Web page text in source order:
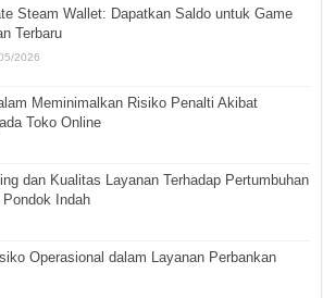
Steam Wallet: Dapatkan Saldo untuk Game
Terbaru
2026
Meminimalkan Risiko Penalti Akibat
Toko Online
dan Kualitas Layanan Terhadap Pertumbuhan
Indah
Operasional dalam Layanan Perbankan